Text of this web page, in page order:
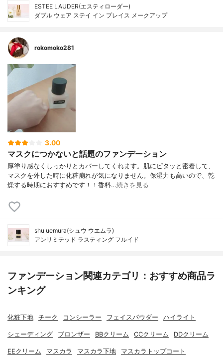
ESTEE LAUDER(エスティローダー)
ダブル ウェア ステイ イン プレイス メークアップ
rokomoko281
3.00
マスクにつかないと話題のファンデーション
厚塗り感なくしっかりとカバーしてくれます。肌にピタッと密着して、
マスクを外した時に化粧崩れが気になりません。保湿力も高いので、乾
燥する時期におすすめです！！香料…続きを見る
shu uemura(シュウ ウエムラ)
アンリミテッド ラスティング フルイド
ファンデーション関連カテゴリ：おすすめ商品ラ
ンキング
化粧下地 チーク コンシーラー フェイスパウダー ハイライト
シェーディング ブロンザー BBクリーム CCクリーム DDクリーム
EEクリーム マスカラ マスカラ下地 マスカラトップコート